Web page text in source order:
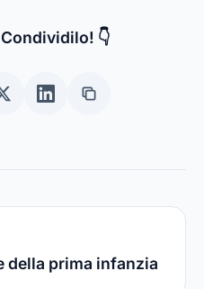
👇
della prima infanzia